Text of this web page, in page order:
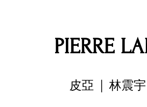
PIERRE
皮亞 | 林震宇